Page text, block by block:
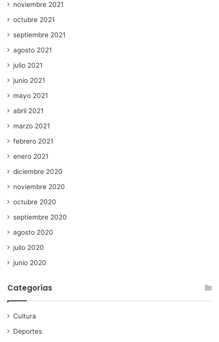
noviembre 2021
octubre 2021
septiembre 2021
agosto 2021
julio 2021
junio 2021
mayo 2021
abril 2021
marzo 2021
febrero 2021
enero 2021
diciembre 2020
noviembre 2020
octubre 2020
septiembre 2020
agosto 2020
julio 2020
junio 2020
Categorías
Cultura
Deportes